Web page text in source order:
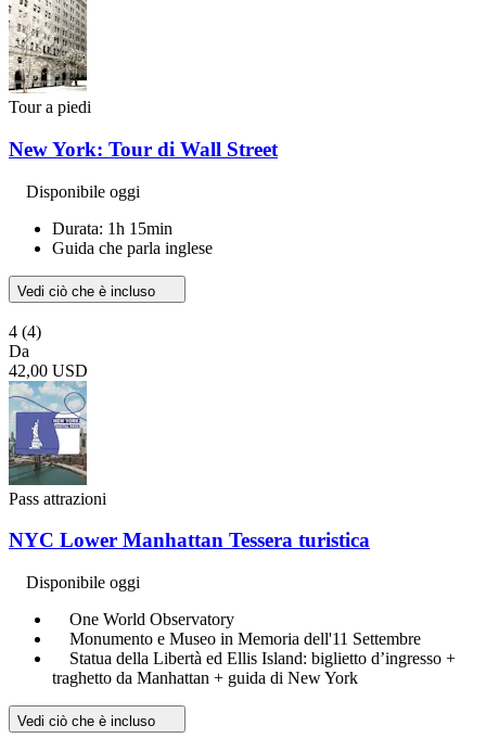
Tour a piedi
New York: Tour di Wall Street
Disponibile oggi
Durata: 1h 15min
Guida che parla inglese
Vedi ciò che è incluso
4 (4)
Da
42,00 USD
Pass attrazioni
NYC Lower Manhattan Tessera turistica
Disponibile oggi
One World Observatory
Monumento e Museo in Memoria dell'11 Settembre
Statua della Libertà ed Ellis Island: biglietto d’ingresso +
traghetto da Manhattan + guida di New York
Vedi ciò che è incluso